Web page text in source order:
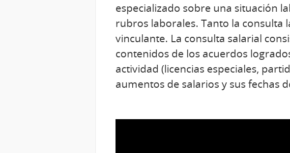
especializado sobre una situación
rubros laborales. Tanto la consulta
vinculante. La consulta salarial
contenidos de los acuerdos
actividad (licencias especiales,
aumentos de salarios y sus fechas